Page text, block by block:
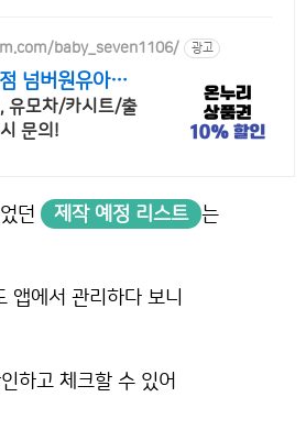
baby_seven1106/ 광고
넘버원유아용
유모차/카시트/출
문의!
던 제작 예정 리스트 는
앱에서 관리하다 보니
하고 체크할 수 있어